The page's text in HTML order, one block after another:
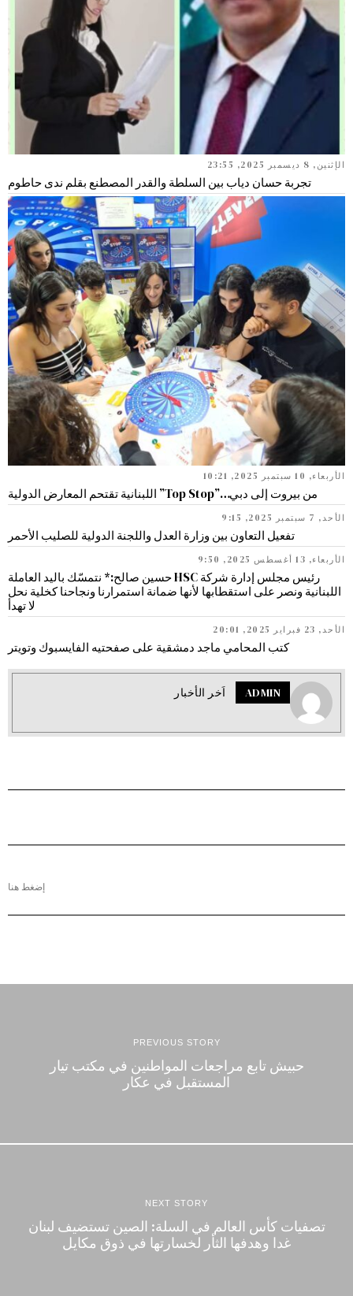
الإثنين, 8 ديسمبر 2025, 23:55
تجربة حسان دياب بين السلطة والقدر المصطنع بقلم ندى حاطوم
الأربعاء, 10 سبتمبر 2025, 10:21
من بيروت إلى دبي…”Top Stop” اللبنانية تقتحم المعارض الدولية
الأحد, 7 سبتمبر 2025, 9:15
تفعيل التعاون بين وزارة العدل واللجنة الدولية للصليب الأحمر
الأربعاء, 13 أغسطس 2025, 9:50
رئيس مجلس إدارة شركة HSC حسين صالح:* نتمسّك باليد العاملة
اللبنانية ونصر على استقطابها لأنها ضمانة استمرارنا ونجاحنا كخلية نحل
لا تهدأ
الأحد, 23 فبراير 2025, 20:01
كتب المحامي ماجد دمشقية على صفحتيه الفايسبوك وتويتر
ADMIN اَخر الأخبار
إضغط هنا
PREVIOUS STORY
حبيش تابع مراجعات المواطنين في مكتب تيار
المستقبل في عكار
NEXT STORY
تصفيات كأس العالم في السلة: الصين تستضيف لبنان
غدا وهدفها الثأر لخسارتها في ذوق مكايل